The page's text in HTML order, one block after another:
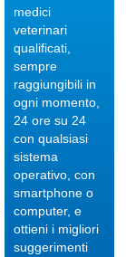
medici
veterinari
qualificati,
sempre
raggiungibili in
ogni momento,
24 ore su 24
con qualsiasi
sistema
operativo, con
smartphone o
computer, e
ottieni i migliori
suggerimenti
04/10/
Veterinario
di
Maurizio
Albano
Guarda